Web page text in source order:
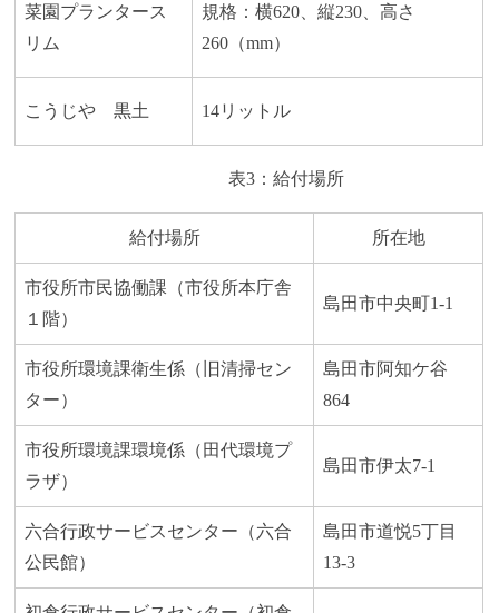
菜園プランタース
リム
規格：横620、縦230、高さ
260（mm）
こうじや 黒土 14リットル
表3：給付場所
給付場所 所在地
市役所市民協働課（市役所本庁舎
１階）
島田市中央町1-1
市役所環境課衛生係（旧清掃セン
ター）
島田市阿知ケ谷
864
市役所環境課環境係（田代環境プ
ラザ）
島田市伊太7-1
六合行政サービスセンター（六合
公民館）
島田市道悦5丁目
13-3